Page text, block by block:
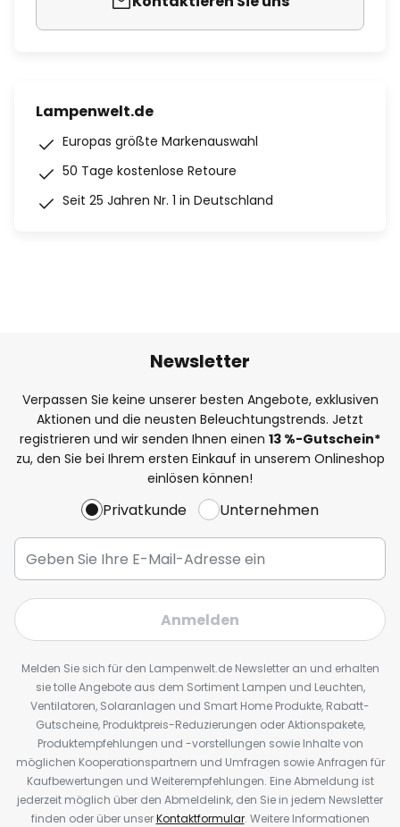
Lampenwelt.de
Europas größte Markenauswahl
50 Tage kostenlose Retoure
Seit 25 Jahren Nr. 1 in Deutschland
Newsletter
Verpassen Sie keine unserer besten Angebote, exklusiven
Aktionen und die neusten Beleuchtungstrends. Jetzt
registrieren und wir senden Ihnen einen 13 %-Gutschein*
zu, den Sie bei Ihrem ersten Einkauf in unserem Onlineshop
einlösen können!
Privatkunde Unternehmen
Anmelden
Melden Sie sich für den Lampenwelt.de Newsletter an und erhalten
sie tolle Angebote aus dem Sortiment Lampen und Leuchten,
Ventilatoren, Solaranlagen und Smart Home Produkte, Rabatt-
Gutscheine, Produktpreis-Reduzierungen oder Aktionspakete,
Produktempfehlungen und -vorstellungen sowie Inhalte von
möglichen Kooperationspartnern und Umfragen sowie Anfragen für
Kaufbewertungen und Weiterempfehlungen. Eine Abmeldung ist
jederzeit möglich über den Abmeldelink, den Sie in jedem Newsletter
finden oder über unserKontaktformular. Weitere Informationen